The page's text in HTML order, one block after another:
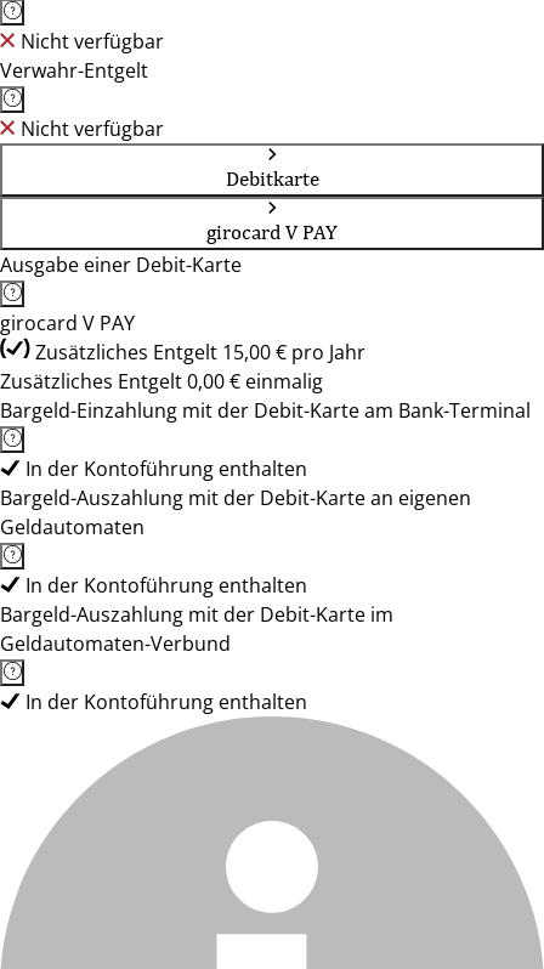
Nicht verfügbar
Verwahr-Entgelt
Nicht verfügbar
Debitkarte
girocard V PAY
Ausgabe einer Debit-Karte
girocard V PAY
Zusätzliches Entgelt 15,00 € pro Jahr
Zusätzliches Entgelt 0,00 € einmalig
Bargeld-Einzahlung mit der Debit-Karte am Bank-Terminal
In der Kontoführung enthalten
Bargeld-Auszahlung mit der Debit-Karte an eigenen
Geldautomaten
In der Kontoführung enthalten
Bargeld-Auszahlung mit der Debit-Karte im
Geldautomaten-Verbund
In der Kontoführung enthalten